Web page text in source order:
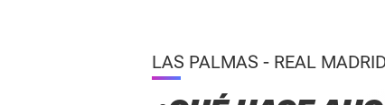
LAS PALMAS - REAL